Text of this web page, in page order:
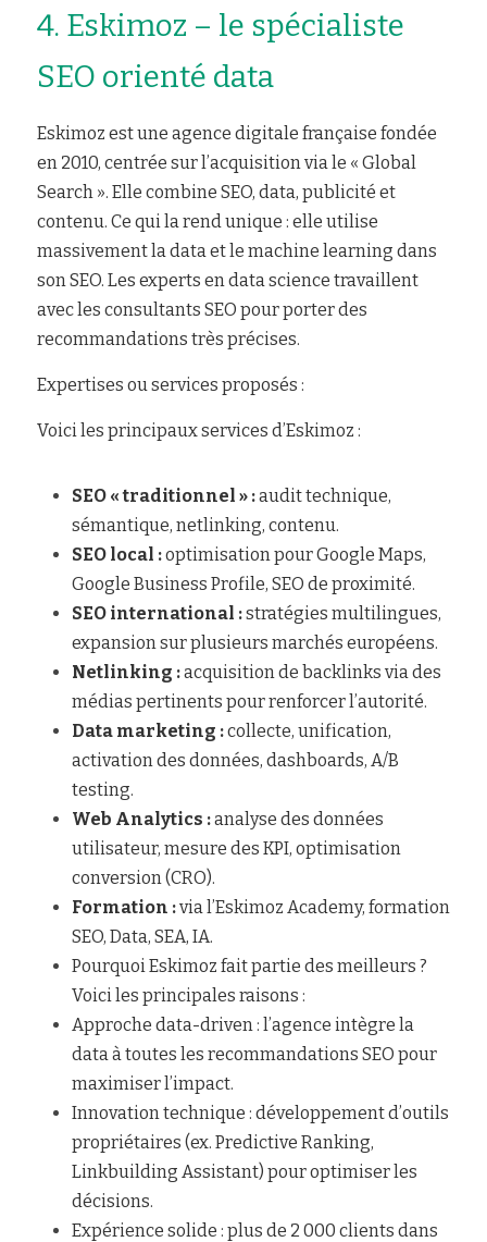
4. Eskimoz – le spécialiste
SEO orienté data
Eskimoz est une agence digitale française fondée
en 2010, centrée sur l’acquisition via le « Global
Search ». Elle combine SEO, data, publicité et
contenu. Ce qui la rend unique : elle utilise
massivement la data et le machine learning dans
son SEO. Les experts en data science travaillent
avec les consultants SEO pour porter des
recommandations très précises.
Expertises ou services proposés :
Voici les principaux services d’Eskimoz :
SEO « traditionnel » : audit technique,
sémantique, netlinking, contenu.
SEO local : optimisation pour Google Maps,
Google Business Profile, SEO de proximité.
SEO international : stratégies multilingues,
expansion sur plusieurs marchés européens.
Netlinking : acquisition de backlinks via des
médias pertinents pour renforcer l’autorité.
Data marketing : collecte, unification,
activation des données, dashboards, A/B
testing.
Web Analytics : analyse des données
utilisateur, mesure des KPI, optimisation
conversion (CRO).
Formation : via l’Eskimoz Academy, formation
SEO, Data, SEA, IA.
Pourquoi Eskimoz fait partie des meilleurs ?
Voici les principales raisons :
Approche data-driven : l’agence intègre la
data à toutes les recommandations SEO pour
maximiser l’impact.
Innovation technique : développement d’outils
propriétaires (ex. Predictive Ranking,
Linkbuilding Assistant) pour optimiser les
décisions.
Expérience solide : plus de 2 000 clients dans